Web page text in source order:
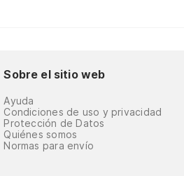
Sobre el sitio web
Ayuda
Condiciones de uso y privacidad
Protección de Datos
Quiénes somos
Normas para envío